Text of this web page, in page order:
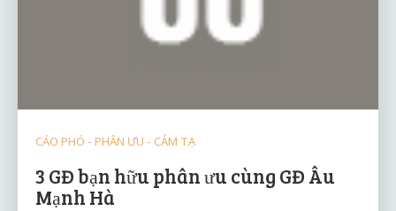
CÁO PHÓ - PHÂN ƯU - CẢM TẠ
3 GĐ bạn hữu phân ưu cùng GĐ Âu
Mạnh Hà